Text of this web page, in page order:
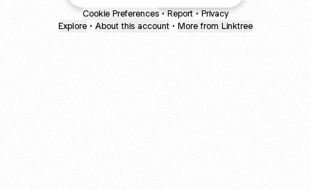
Cookie Preferences • Report • Privacy
Explore • About this account • More from Linktree